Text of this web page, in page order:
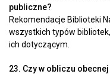
publiczne?
Rekomendacje Biblioteki
wszystkich typów
ich dotyczącym.
23. Czy w obliczu